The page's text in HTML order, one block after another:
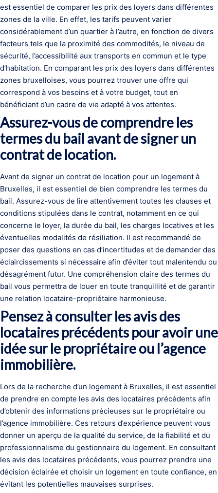
est essentiel de comparer les prix des loyers dans différentes
zones de la ville. En effet, les tarifs peuvent varier
considérablement d’un quartier à l’autre, en fonction de divers
facteurs tels que la proximité des commodités, le niveau de
sécurité, l’accessibilité aux transports en commun et le type
d’habitation. En comparant les prix des loyers dans différentes
zones bruxelloises, vous pourrez trouver une offre qui
correspond à vos besoins et à votre budget, tout en
bénéficiant d’un cadre de vie adapté à vos attentes.
Assurez-vous de comprendre les
termes du bail avant de signer un
contrat de location.
Avant de signer un contrat de location pour un logement à
Bruxelles, il est essentiel de bien comprendre les termes du
bail. Assurez-vous de lire attentivement toutes les clauses et
conditions stipulées dans le contrat, notamment en ce qui
concerne le loyer, la durée du bail, les charges locatives et les
éventuelles modalités de résiliation. Il est recommandé de
poser des questions en cas d’incertitudes et de demander des
éclaircissements si nécessaire afin d’éviter tout malentendu ou
désagrément futur. Une compréhension claire des termes du
bail vous permettra de louer en toute tranquillité et de garantir
une relation locataire-propriétaire harmonieuse.
Pensez à consulter les avis des
locataires précédents pour avoir une
idée sur le propriétaire ou l’agence
immobilière.
Lors de la recherche d’un logement à Bruxelles, il est essentiel
de prendre en compte les avis des locataires précédents afin
d’obtenir des informations précieuses sur le propriétaire ou
l’agence immobilière. Ces retours d’expérience peuvent vous
donner un aperçu de la qualité du service, de la fiabilité et du
professionnalisme du gestionnaire du logement. En consultant
les avis des locataires précédents, vous pourrez prendre une
décision éclairée et choisir un logement en toute confiance, en
évitant les potentielles mauvaises surprises.